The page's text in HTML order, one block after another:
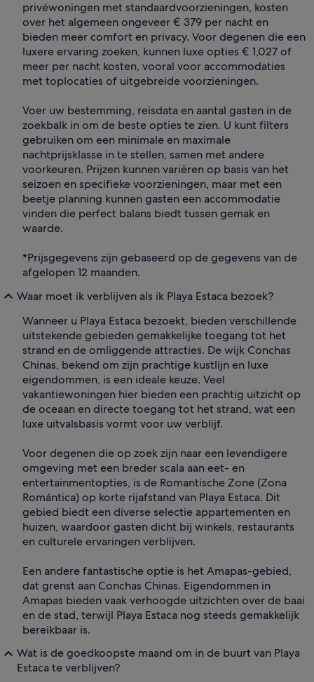
privéwoningen met standaardvoorzieningen, kosten
over het algemeen ongeveer € 379 per nacht en
bieden meer comfort en privacy. Voor degenen die een
luxere ervaring zoeken, kunnen luxe opties € 1,027 of
meer per nacht kosten, vooral voor accommodaties
met toplocaties of uitgebreide voorzieningen.
Voer uw bestemming, reisdata en aantal gasten in de
zoekbalk in om de beste opties te zien. U kunt filters
gebruiken om een minimale en maximale
nachtprijsklasse in te stellen, samen met andere
voorkeuren. Prijzen kunnen variëren op basis van het
seizoen en specifieke voorzieningen, maar met een
beetje planning kunnen gasten een accommodatie
vinden die perfect balans biedt tussen gemak en
waarde.
*Prijsgegevens zijn gebaseerd op de gegevens van de
afgelopen 12 maanden.
Waar moet ik verblijven als ik Playa Estaca bezoek?
Wanneer u Playa Estaca bezoekt, bieden verschillende
uitstekende gebieden gemakkelijke toegang tot het
strand en de omliggende attracties. De wijk Conchas
Chinas, bekend om zijn prachtige kustlijn en luxe
eigendommen, is een ideale keuze. Veel
vakantiewoningen hier bieden een prachtig uitzicht op
de oceaan en directe toegang tot het strand, wat een
luxe uitvalsbasis vormt voor uw verblijf.
Voor degenen die op zoek zijn naar een levendigere
omgeving met een breder scala aan eet- en
entertainmentopties, is de Romantische Zone (Zona
Romántica) op korte rijafstand van Playa Estaca. Dit
gebied biedt een diverse selectie appartementen en
huizen, waardoor gasten dicht bij winkels, restaurants
en culturele ervaringen verblijven.
Een andere fantastische optie is het Amapas-gebied,
dat grenst aan Conchas Chinas. Eigendommen in
Amapas bieden vaak verhoogde uitzichten over de baai
en de stad, terwijl Playa Estaca nog steeds gemakkelijk
bereikbaar is.
Wat is de goedkoopste maand om in de buurt van Playa
Estaca te verblijven?